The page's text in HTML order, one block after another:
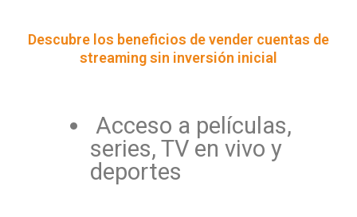
Descubre los beneficios de vender cuentas de
streaming sin inversión inicial
Acceso a películas,
series, TV en vivo y
deportes